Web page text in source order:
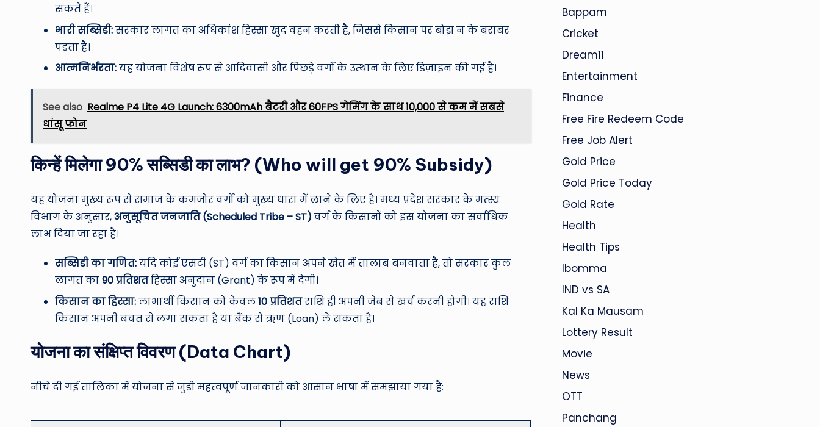
सकते हैं।
भारी सब्सिडी:सरकार लागत का अधिकांश हिस्सा खुद वहन करती है, जिससे किसान पर बोझ न के बराबर
पड़ता है।
आत्मनिर्भरता:यह योजना विशेष रूप से आदिवासी और पिछड़े वर्गों के उत्थान के लिए डिज़ाइन की गई है।
See also Realme P4 Lite 4G Launch: 6300mAh बैटरी और 60FPS गेमिंग के साथ 10,000 से कम में सबसे
धांसू फोन
किन्हें मिलेगा 90% सब्सिडी का लाभ? (Who will get 90% Subsidy)
यह योजना मुख्य रूप से समाज के कमजोर वर्गों को मुख्य धारा में लाने के लिए है। मध्य प्रदेश सरकार के मत्स्य
विभाग के अनुसार,अनुसूचित जनजाति (Scheduled Tribe – ST) वर्ग के किसानों को इस योजना का सर्वाधिक
लाभ दिया जा रहा है।
सब्सिडी का गणित:यदि कोई एसटी (ST) वर्ग का किसान अपने खेत में तालाब बनवाता है, तो सरकार कुल
लागत का90 प्रतिशतहिस्सा अनुदान (Grant) के रूप में देगी।
किसान का हिस्सा:लाभार्थी किसान को केवल10 प्रतिशतराशि ही अपनी जेब से खर्च करनी होगी। यह राशि
किसान अपनी बचत से लगा सकता है या बैंक से ऋण (Loan) ले सकता है।
योजना का संक्षिप्त विवरण (Data Chart)
नीचे दी गई तालिका में योजना से जुड़ी महत्वपूर्ण जानकारी को आसान भाषा में समझाया गया है:
Bappam
Cricket
Dream11
Entertainment
Finance
Free Fire Redeem Code
Free Job Alert
Gold Price
Gold Price Today
Gold Rate
Health
Health Tips
Ibomma
IND vs SA
Kal Ka Mausam
Lottery Result
Movie
News
OTT
Panchang